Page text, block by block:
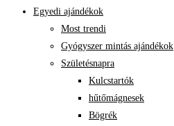
Egyedi ajándékok
Most trendi
Gyógyszer mintás ajándékok
Születésnapra
Kulcstartók
hűtőmágnesek
Bögrék